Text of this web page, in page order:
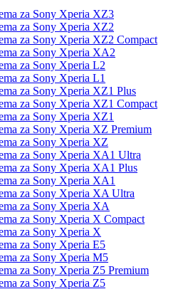
za Sony Xperia XZ3
za Sony Xperia XZ2
za Sony Xperia XZ2 Compact
za Sony Xperia XA2
za Sony Xperia L2
za Sony Xperia L1
za Sony Xperia XZ1 Plus
za Sony Xperia XZ1 Compact
za Sony Xperia XZ1
za Sony Xperia XZ Premium
za Sony Xperia XZ
za Sony Xperia XA1 Ultra
za Sony Xperia XA1 Plus
za Sony Xperia XA1
za Sony Xperia XA Ultra
za Sony Xperia XA
za Sony Xperia X Compact
za Sony Xperia X
za Sony Xperia E5
za Sony Xperia M5
za Sony Xperia Z5 Premium
za Sony Xperia Z5